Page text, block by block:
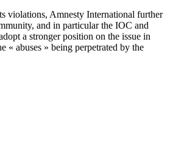
violations, Amnesty International further
and in particular the IOC and
a stronger position on the issue in
« abuses » being perpetrated by the